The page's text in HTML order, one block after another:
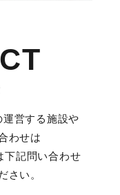
営する施設や
わせは
下記問い合わせ
さい。